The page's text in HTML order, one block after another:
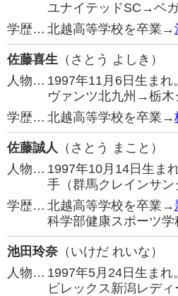
ユナイテッドSC→ベガ
学歴… 北越高等学校を卒業→
佐藤喜生 （さとう よしき）
人物… 1997年11月6日生まれ
ヴァンツ北九州→栃木
学歴… 北越高等学校を卒業→
佐藤誠人 （さとう まこと）
人物… 1997年10月14日生ま
手（群馬クレインサン
学歴… 北越高等学校を卒業→
科学部健康スポーツ学
池田玲奈 （いけだ れいな）
人物… 1997年5月24日生ま
ビレックス新潟レデ